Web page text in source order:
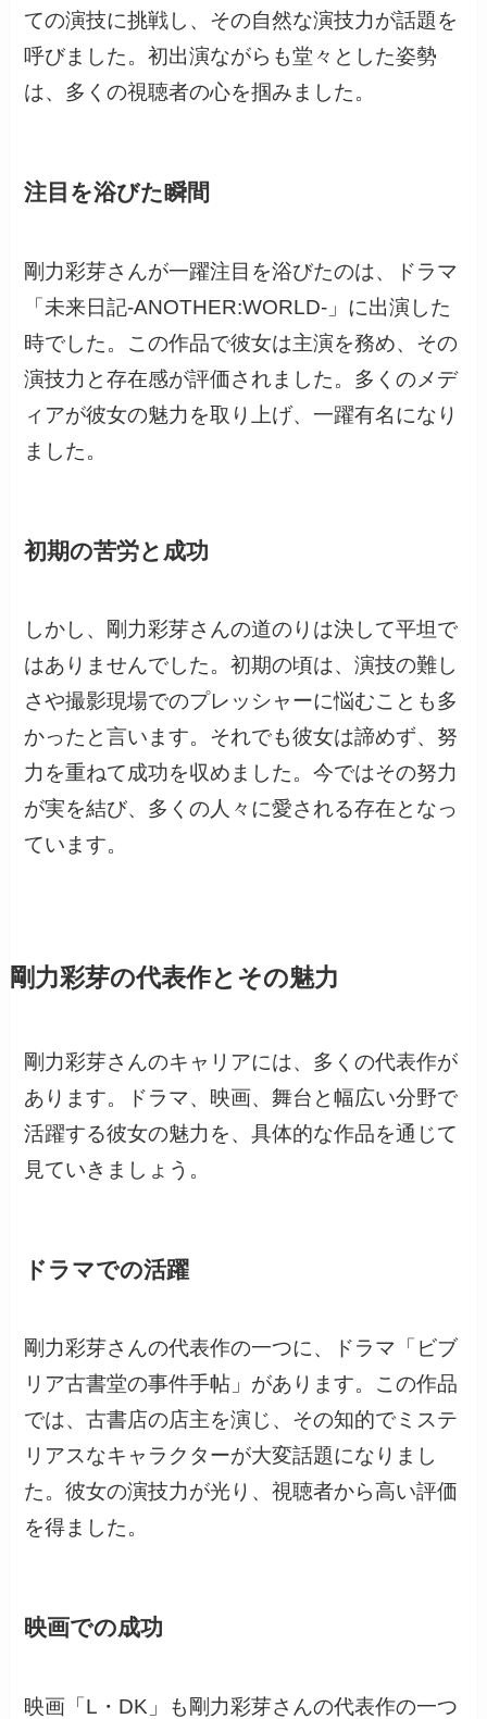
ての演技に挑戦し、その自然な演技力が話題を
呼びました。初出演ながらも堂々とした姿勢
は、多くの視聴者の心を掴みました。
注目を浴びた瞬間
剛力彩芽さんが一躍注目を浴びたのは、ドラマ
「未来日記-ANOTHER:WORLD-」に出演した
時でした。この作品で彼女は主演を務め、その
演技力と存在感が評価されました。多くのメデ
ィアが彼女の魅力を取り上げ、一躍有名になり
ました。
初期の苦労と成功
しかし、剛力彩芽さんの道のりは決して平坦で
はありませんでした。初期の頃は、演技の難し
さや撮影現場でのプレッシャーに悩むことも多
かったと言います。それでも彼女は諦めず、努
力を重ねて成功を収めました。今ではその努力
が実を結び、多くの人々に愛される存在となっ
ています。
剛力彩芽の代表作とその魅力
剛力彩芽さんのキャリアには、多くの代表作が
あります。ドラマ、映画、舞台と幅広い分野で
活躍する彼女の魅力を、具体的な作品を通じて
見ていきましょう。
ドラマでの活躍
剛力彩芽さんの代表作の一つに、ドラマ「ビブ
リア古書堂の事件手帖」があります。この作品
では、古書店の店主を演じ、その知的でミステ
リアスなキャラクターが大変話題になりまし
た。彼女の演技力が光り、視聴者から高い評価
を得ました。
映画での成功
映画「L・DK」も剛力彩芽さんの代表作の一つ